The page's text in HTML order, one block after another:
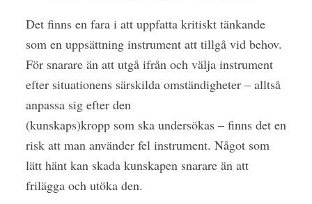
Det finns en fara i att uppfatta kritiskt tänkande
som en uppsättning instrument att tillgå vid behov.
För snarare än att utgå ifrån och välja instrument
efter situationens särskilda omständigheter – alltså
anpassa sig efter den
(kunskaps)kropp som ska undersökas – finns det en
risk att man använder fel instrument. Något som
lätt hänt kan skada kunskapen snarare än att
frilägga och utöka den.